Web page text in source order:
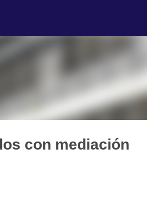
principal
con mediación